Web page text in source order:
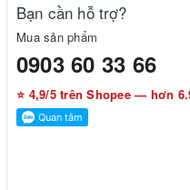
Bạn cần hỗ trợ?
Mua sản phẩm
0903 60 33 66
⭐ 4,9/5 trên Shopee — hơn